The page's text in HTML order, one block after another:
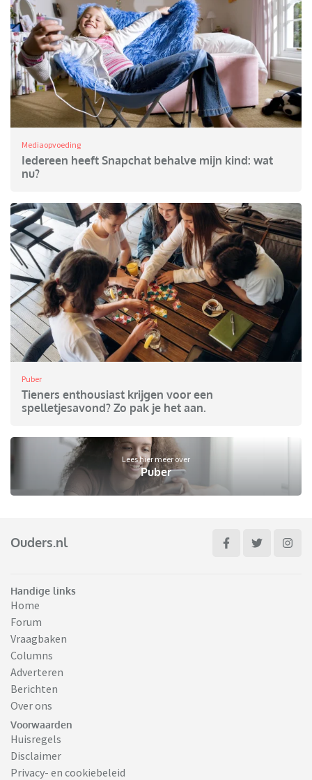
Mediaopvoeding
Iedereen heeft Snapchat behalve mijn kind: wat
nu?
Puber
Tieners enthousiast krijgen voor een
spelletjesavond? Zo pak je het aan.
Lees hier meer over
Puber
Ouders.nl
Handige links
Home
Forum
Vraagbaken
Columns
Adverteren
Berichten
Over ons
Voorwaarden
Huisregels
Disclaimer
Privacy- en cookiebeleid